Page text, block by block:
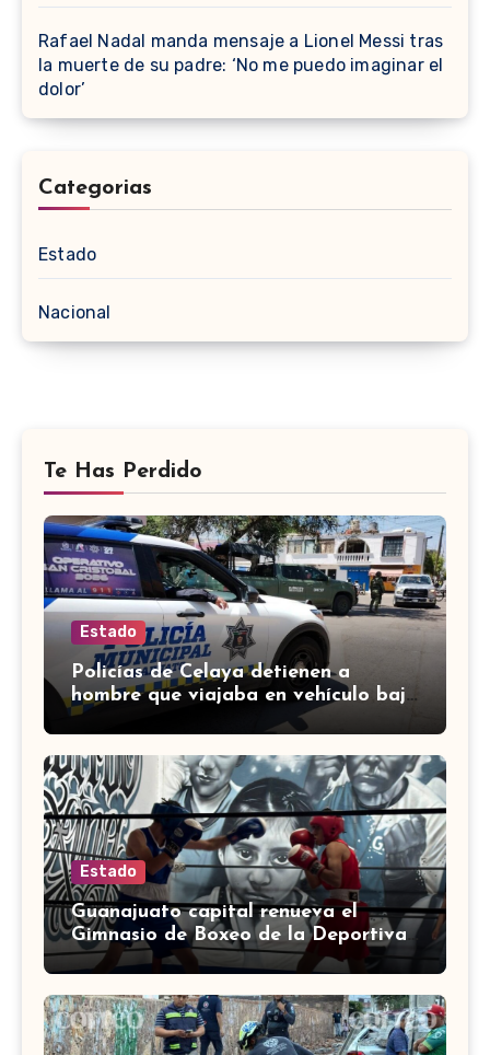
Rafael Nadal manda mensaje a Lionel Messi tras
la muerte de su padre: ‘No me puedo imaginar el
dolor’
Categorias
Estado
Nacional
Te Has Perdido
Estado
Policías de Celaya detienen a
hombre que viajaba en vehículo bajo
investigación
Estado
Guanajuato capital renueva el
Gimnasio de Boxeo de la Deportiva
Torres Landa